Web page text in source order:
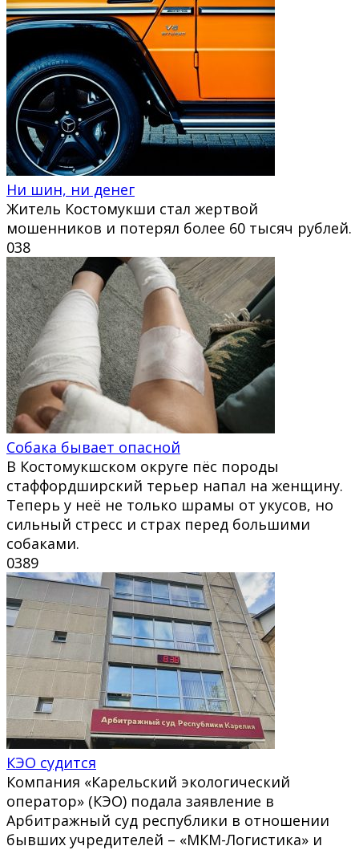
Ни шин, ни денег
Житель Костомукши стал жертвой
мошенников и потерял более 60 тысяч рублей.
038
Собака бывает опасной
В Костомукшском округе пёс породы
стаффордширский терьер напал на женщину.
Теперь у неё не только шрамы от укусов, но
сильный стресс и страх перед большими
собаками.
0389
КЭО судится
Компания «Карельский экологический
оператор» (КЭО) подала заявление в
Арбитражный суд республики в отношении
бывших учредителей – «МКМ-Логистика» и